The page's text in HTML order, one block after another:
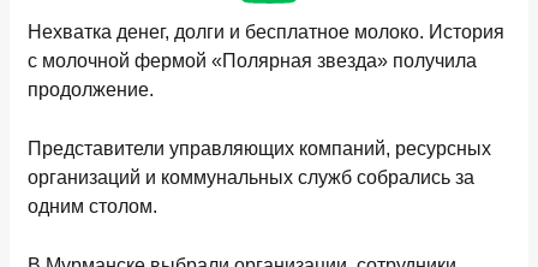
Нехватка денег, долги и бесплатное молоко. История
с молочной фермой «Полярная звезда» получила
продолжение.
Представители управляющих компаний, ресурсных
организаций и коммунальных служб собрались за
одним столом.